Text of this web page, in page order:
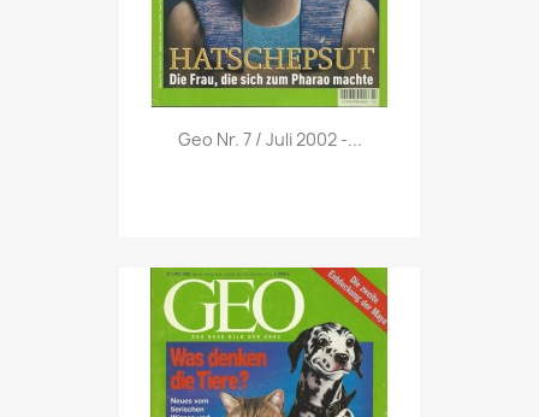
 Vorschau
Geo Nr. 7 / Juli 2002 -...